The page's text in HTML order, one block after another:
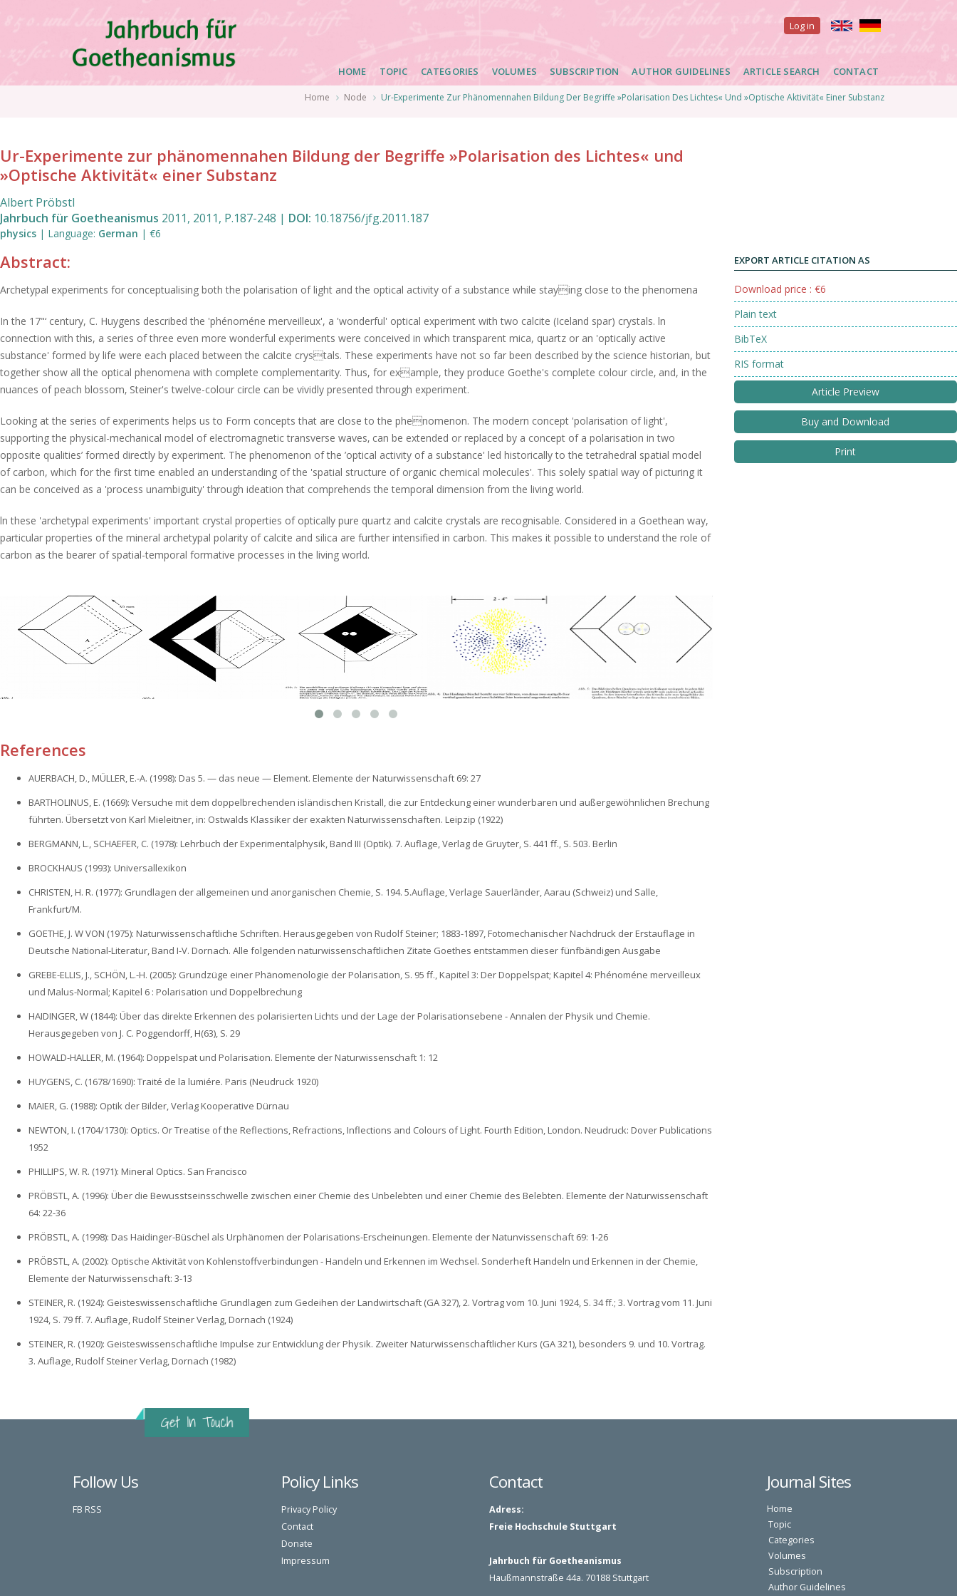
User
menu
Log in
Main
navigation
HOME TOPIC CATEGORIES VOLUMES SUBSCRIPTION AUTHOR GUIDELINES ARTICLE SEARCH CONTACT
Home Node Ur-Experimente Zur Phänomennahen Bildung Der Begriffe »Polarisation Des Lichtes« Und »Optische Aktivität« Einer Substanz
Ur-Experimente zur phänomennahen Bildung der Begriffe »Polarisation des Lichtes« und
»Optische Aktivität« einer Substanz
Albert Pröbstl
Jahrbuch für Goetheanismus 2011, 2011, P.187-248 | DOI: 10.18756/jfg.2011.187
physics | Language: German | €6
EXPORT ARTICLE CITATION AS
Download price : €6
Plain text
BibTeX
RIS format
Article Preview
Buy and Download
Print
Abstract:
Archetypal experiments for conceptualising both the polarisation of light and the optical activity of a substance while staying close to the phenomena
In the 17"‘ century, C. Huygens described the 'phénornéne merveilleux', a 'wonderful' optical experiment with two calcite (Iceland spar) crystals. ln
connection with this, a series of three even more wonderful experiments were conceived in which transparent mica, quartz or an 'optically active
substance' formed by life were each placed between the calcite crystals. These experiments have not so far been described by the science historian, but
together show all the optical phenomena with complete complementarity. Thus, for example, they produce Goethe's complete colour circle‚ and, in the
nuances of peach blossom‚ Steiner's twelve-colour circle can be vividly presented through experiment.
Looking at the series of experiments helps us to Form concepts that are close to the phenomenon. The modern concept 'polarisation of light',
supporting the physical-mechanical model of electromagnetic transverse waves‚ can be extended or replaced by a concept of a polarisation in two
opposite qualities’ formed directly by experiment. The phenomenon of the ’optical activity of a substance' led historically to the tetrahedral spatial model
of carbon, which for the first time enabled an understanding of the 'spatial structure of organic chemical molecules'. This solely spatial way of picturing it
can be conceived as a 'process unambiguity' through ideation that comprehends the temporal dimension from the living world.
ln these 'archetypal experiments' important crystal properties of optically pure quartz and calcite crystals are recognisable. Considered in a Goethean way,
particular properties of the mineral archetypal polarity of calcite and silica are further intensified in carbon. This makes it possible to understand the role of
carbon as the bearer of spatial-temporal formative processes in the living world.
References
AUERBACH, D., MÜLLER, E.-A. (1998): Das 5. — das neue — Element. Elemente der Naturwissenschaft 69: 27
BARTHOLINUS, E. (1669): Versuche mit dem doppelbrechenden isländischen Kristall, die zur Entdeckung einer wunderbaren und außergewöhnlichen Brechung
führten. Übersetzt von Karl Mieleitner, in: Ostwalds Klassiker der exakten Naturwissenschaften. Leipzip (1922)
BERGMANN, L., SCHAEFER, C. (1978): Lehrbuch der Experimentalphysik, Band III (Optik). 7. Auflage, Verlag de Gruyter, S. 441 ff., S. 503. Berlin
BROCKHAUS (1993): Universallexikon
CHRISTEN, H. R. (1977): Grundlagen der allgemeinen und anorganischen Chemie, S. 194. 5.Auflage, Verlage Sauerländer, Aarau (Schweiz) und Salle,
Frankfurt/M.
GOETHE, J. W VON (1975): Naturwissenschaftliche Schriften. Herausgegeben von Rudolf Steiner; 1883-1897, Fotomechanischer Nachdruck der Erstauflage in
Deutsche National-Literatur, Band I-V. Dornach. Alle folgenden naturwissenschaftlichen Zitate Goethes entstammen dieser fünfbändigen Ausgabe
GREBE-ELLIS, J., SCHÖN, L.-H. (2005): Grundzüge einer Phänomenologie der Polarisation, S. 95 ff., Kapitel 3: Der Doppelspat; Kapitel 4: Phénoméne merveilleux
und Malus-Normal; Kapitel 6 : Polarisation und Doppelbrechung
HAIDINGER, W (1844): Über das direkte Erkennen des polarisierten Lichts und der Lage der Polarisationsebene - Annalen der Physik und Chemie.
Herausgegeben von J. C. Poggendorff, H(63), S. 29
HOWALD-HALLER, M. (1964): Doppelspat und Polarisation. Elemente der Naturwissenschaft 1: 12
HUYGENS, C. (1678/1690): Traité de la lumiére. Paris (Neudruck 1920)
MAIER, G. (1988): Optik der Bilder, Verlag Kooperative Dürnau
NEWTON, I. (1704/1730): Optics. Or Treatise of the Reflections, Refractions, Inflections and Colours of Light. Fourth Edition, London. Neudruck: Dover Publications
1952
PHILLIPS, W. R. (1971): Mineral Optics. San Francisco
PRÖBSTL, A. (1996): Über die Bewusstseinsschwelle zwischen einer Chemie des Unbelebten und einer Chemie des Belebten. Elemente der Naturwissenschaft
64: 22-36
PRÖBSTL, A. (1998): Das Haidinger-Büschel als Urphänomen der Polarisations-Erscheinungen. Elemente der Natunvissenschaft 69: 1-26
PRÖBSTL, A. (2002): Optische Aktivität von Kohlenstoffverbindungen - Handeln und Erkennen im Wechsel. Sonderheft Handeln und Erkennen in der Chemie,
Elemente der Naturwissenschaft: 3-13
STEINER, R. (1924): Geisteswissenschaftliche Grundlagen zum Gedeihen der Landwirtschaft (GA 327), 2. Vortrag vom 10. Juni 1924, S. 34 ff.; 3. Vortrag vom 11. Juni
1924, S. 79 ff. 7. Auflage, Rudolf Steiner Verlag, Dornach (1924)
STEINER, R. (1920): Geisteswissenschaftliche Impulse zur Entwicklung der Physik. Zweiter Naturwissenschaftlicher Kurs (GA 321), besonders 9. und 10. Vortrag.
3. Auflage, Rudolf Steiner Verlag, Dornach (1982)
Follow Us
FB RSS
Policy Links
Privacy Policy
Contact
Donate
Impressum
Contact
Adress:
Freie Hochschule Stuttgart
Jahrbuch für Goetheanismus
Haußmannstraße 44a. 70188 Stuttgart
Journal Sites
Home
Topic
Categories
Volumes
Subscription
Author Guidelines